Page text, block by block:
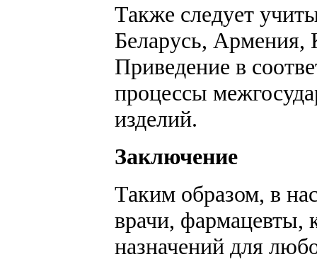
Также следует
Беларусь, Армения,
Приведение в
процессы
изделий.
Заключение
Таким образом, в
врачи, фармацевты,
назначений для